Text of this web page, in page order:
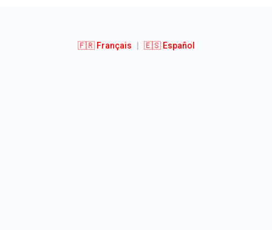
🇫🇷 Français 🇪🇸 Español